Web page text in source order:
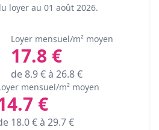
loyer au 01 août 2026.
Loyer mensuel/m² moyen
17.8 €
de8.9€ à 26.8€
mensuel/m² moyen
€
18.0€ à 29.7€